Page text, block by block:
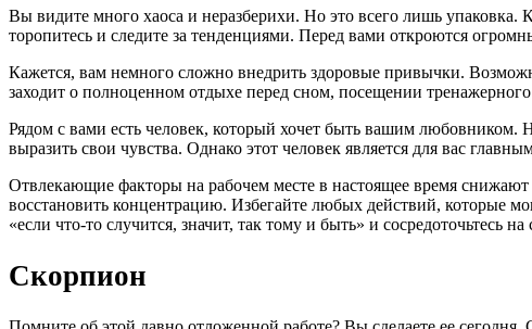
Вы видите много хаоса и неразберихи. Но это всего лишь упаковка.
торопитесь и следите за тенденциями. Перед вами откроются
Кажется, вам немного сложно внедрить здоровые привычки.
заходит о полноценном отдыхе перед сном, посещении
Рядом с вами есть человек, который хочет быть вашим любовником.
выразить свои чувства. Однако этот человек является для вас
Отвлекающие факторы на рабочем месте в настоящее время
восстановить концентрацию. Избегайте любых действий, которые
«если что-то случится, значит, так тому и быть» и сосредоточьтесь на
Скорпион